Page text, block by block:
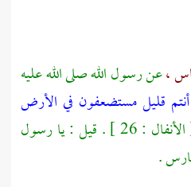
،عن رسول الله صلى الله عليه
أنتم قليل مستضعفون في الأرض
[ الأنفال : 26 ] . قيل : يا رسول
.